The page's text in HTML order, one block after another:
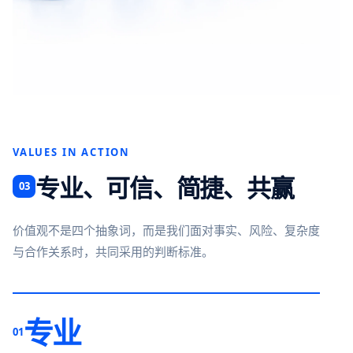
VALUES IN ACTION
03 专业、可信、简捷、共赢
价值观不是四个抽象词，而是我们面对事实、风险、复杂度
与合作关系时，共同采用的判断标准。
01专业